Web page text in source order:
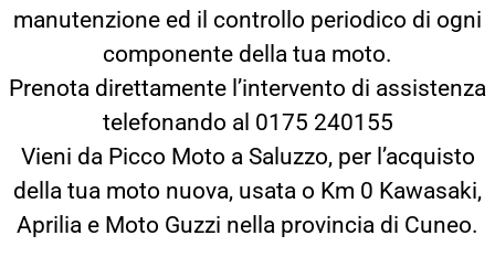
manutenzione ed il controllo periodico di ogni
componente della tua moto.
Prenota direttamente l’intervento di assistenza
telefonando al 0175 240155
Vieni da Picco Moto a Saluzzo, per l’acquisto
della tua moto nuova, usata o Km 0 Kawasaki,
Aprilia e Moto Guzzi nella provincia di Cuneo.